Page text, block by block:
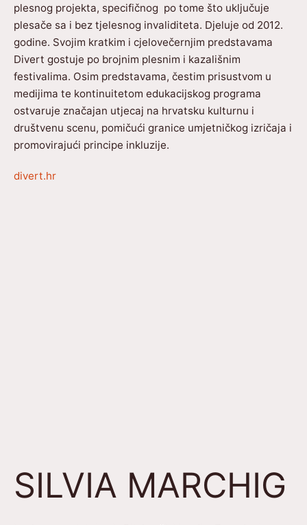
plesnog projekta, specifičnog po tome što uključuje
plesače sa i bez tjelesnog invaliditeta. Djeluje od 2012.
godine. Svojim kratkim i cjelovečernjim predstavama
Divert gostuje po brojnim plesnim i kazališnim
festivalima. Osim predstavama, čestim prisustvom u
medijima te kontinuitetom edukacijskog programa
ostvaruje značajan utjecaj na hrvatsku kulturnu i
društvenu scenu, pomičući granice umjetničkog izričaja i
promovirajući principe inkluzije.
divert.hr
SILVIA MARCHIG